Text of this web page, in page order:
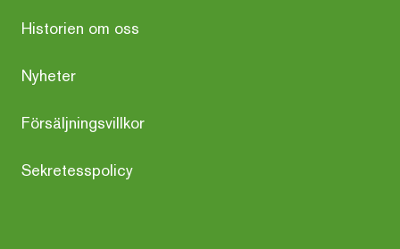
Historien om oss
Nyheter
Försäljningsvillkor
Sekretesspolicy